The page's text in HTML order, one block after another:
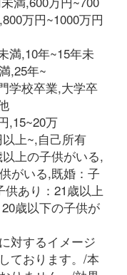
万円~1000万円
満,10年~15年未
,25年~
学校卒業,大学卒
,15~20万
上~,自己所有
上の子供がいる,
がいる,既婚：子
あり：21歳以上
歳以下の子供が
対するイメージ
ております。/本